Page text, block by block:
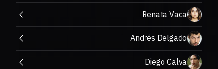
Renata Vaca
Andrés Delgado
Diego Calva